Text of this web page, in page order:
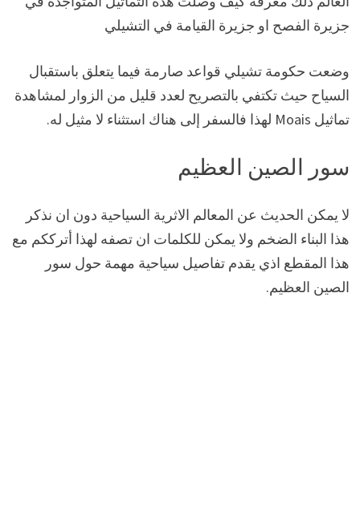
جزيرة الفصح او جزيرة القيامة في التشيلي
وضعت حكومة تشيلي قواعد صارمة فيما يتعلق باستقبال
السياح حيث تكتفي بالتصريح لعدد قليل من الزوار لمشاهدة
تماثيل Moais لهذا فالسفر إلى هناك استثناء لا مثيل له.
سور الصين العظيم
لا يمكن الحديث عن المعالم الاثرية السياحية دون ان نذكر
هذا البناء الضخم ولا يمكن للكلمات ان تصفه لهذا أترككم مع
هذا المقطع اذي يقدم تفاصيل سياحية مهمة حول سور
الصين العظيم.